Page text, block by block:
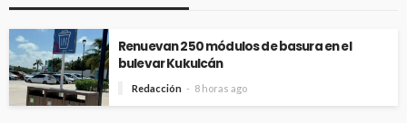
Renuevan 250 módulos de basura en el
bulevar Kukulcán
Redacción 8 horas ago